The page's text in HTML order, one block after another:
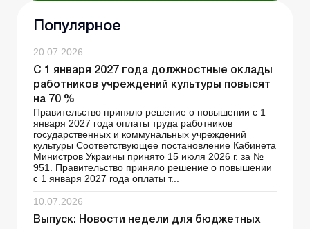
Популярное
20.07.2026
С 1 января 2027 года должностные оклады
работников учреждений культуры повысят
на 70 %
Правительство приняло решение о повышении с 1
января 2027 года оплаты труда работников
государственных и коммунальных учреждений
культуры Соответствующее постановление Кабинета
Министров Украины принято 15 июля 2026 г. за №
951. Правительство приняло решение о повышении
с 1 января 2027 года оплаты т...
10.07.2026
Выпуск: Новости недели для бюджетных